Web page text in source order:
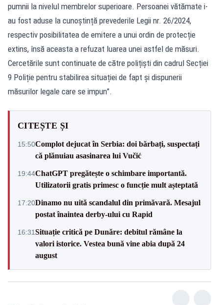
pumnii la nivelul membrelor superioare. Persoanei vătămate i-
au fost aduse la cunoștință prevederile Legii nr. 26/2024,
respectiv posibilitatea de emitere a unui ordin de protecție
extins, însă aceasta a refuzat luarea unei astfel de măsuri.
Cercetările sunt continuate de către polițiști din cadrul Secției
9 Poliție pentru stabilirea situației de fapt și dispunerii
măsurilor legale care se impun”.
CITEȘTE ȘI
15:50Complot dejucat în Serbia: doi bărbați, suspectați
că plănuiau asasinarea lui Vučić
19:44ChatGPT pregătește o schimbare importantă.
Utilizatorii gratis primesc o funcție mult așteptată
17:20Dinamo nu uită scandalul din primăvară. Mesajul
postat înaintea derby-ului cu Rapid
16:31Situație critică pe Dunăre: debitul rămâne la
valori istorice. Vestea bună vine abia după 24
august